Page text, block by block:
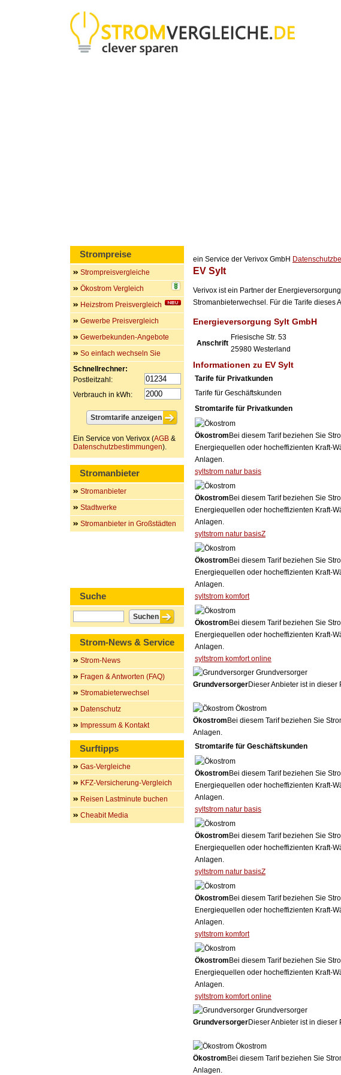
ein Service der Verivox GmbH
EV Sylt
Verivox ist ein Partner der
Stromanbieterwechsel. Für die Tarife
Energieversorgung Sylt GmbH
Anschrift
Friesische Str. 53
25980 Westerland
Informationen zu EV Sylt
Tarife für Privatkunden
Tarife für Geschäftskunden
Stromtarife für Privatkunden
Ökostrom Bei diesem Tarif beziehen Sie
Energiequellen oder hocheffizienten Kraft-
Anlagen.
syltstrom natur basis
Ökostrom Bei diesem Tarif beziehen Sie
Energiequellen oder hocheffizienten Kraft-
Anlagen.
syltstrom natur basisZ
Ökostrom Bei diesem Tarif beziehen Sie
Energiequellen oder hocheffizienten Kraft-
Anlagen.
syltstrom komfort
Ökostrom Bei diesem Tarif beziehen Sie
Energiequellen oder hocheffizienten Kraft-
Anlagen.
syltstrom komfort online
Grundversorger
GrundversorgerDieser Anbieter ist in
Ökostrom
Ökostrom Bei diesem Tarif beziehen Sie
Anlagen.
Stromtarife für Geschäftskunden
Ökostrom Bei diesem Tarif beziehen Sie
Energiequellen oder hocheffizienten Kraft-
Anlagen.
syltstrom natur basis
Ökostrom Bei diesem Tarif beziehen Sie
Energiequellen oder hocheffizienten Kraft-
Anlagen.
syltstrom natur basisZ
Ökostrom Bei diesem Tarif beziehen Sie
Energiequellen oder hocheffizienten Kraft-
Anlagen.
syltstrom komfort
Ökostrom Bei diesem Tarif beziehen Sie
Energiequellen oder hocheffizienten Kraft-
Anlagen.
syltstrom komfort online
Grundversorger
GrundversorgerDieser Anbieter ist in
Ökostrom
Ökostrom Bei diesem Tarif beziehen Sie
Anlagen.
Strompreise
Strompreisvergleiche
Ökostrom Vergleich
Heizstrom Preisvergleich
Gewerbe Preisvergleich
Gewerbekunden-Angebote
So einfach wechseln Sie
Schnellrechner:
Postleitzahl:
Verbrauch in kWh:
Ein Service von Verivox (AGB &
Datenschutzbestimmungen).
Stromanbieter
Stromanbieter
Stadtwerke
Stromanbieter in Großstädten
Suche
Strom-News & Service
Strom-News
Fragen & Antworten (FAQ)
Stromabieterwechsel
Datenschutz
Impressum & Kontakt
Surftipps
Gas-Vergleiche
KFZ-Versicherung-Vergleich
Reisen Lastminute buchen
Cheabit Media